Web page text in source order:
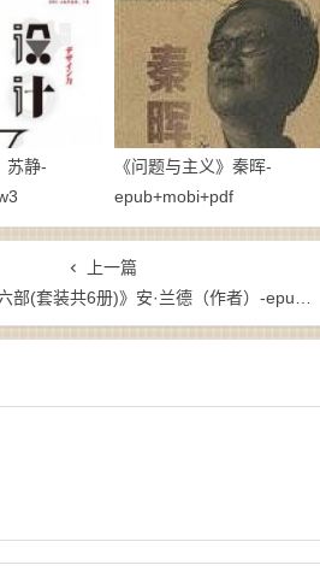
苏静-
《问题与主义》秦晖-
epub+mobi+pdf
上一篇
(套装共6册)》安·兰德（作者）-epub+mobi+azw3